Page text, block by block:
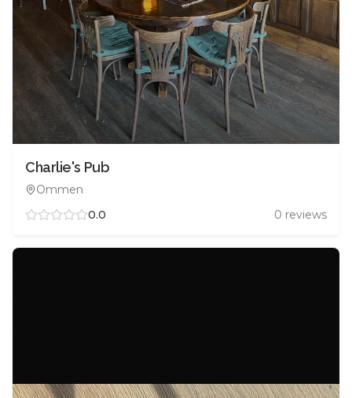
Charlie's Pub
Ommen
0.0
0 reviews